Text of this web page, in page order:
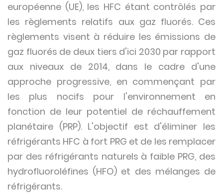
européenne (UE), les HFC étant contrôlés par
les règlements relatifs aux gaz fluorés. Ces
règlements visent à réduire les émissions de
gaz fluorés de deux tiers d'ici 2030 par rapport
aux niveaux de 2014, dans le cadre d'une
approche progressive, en commençant par
les plus nocifs pour l'environnement en
fonction de leur potentiel de réchauffement
planétaire (PRP). L'objectif est d'éliminer les
réfrigérants HFC à fort PRG et de les remplacer
par des réfrigérants naturels à faible PRG, des
hydrofluoroléfines (HFO) et des mélanges de
réfrigérants.